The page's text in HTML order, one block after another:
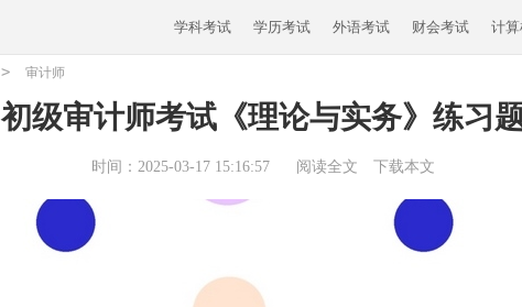
学科考试 学历考试 外语考试 财会考试 计
> 审计师
初级审计师考试《理论与实务》练习
时间：2025-03-17 15:16:57 阅读全文 下载本文